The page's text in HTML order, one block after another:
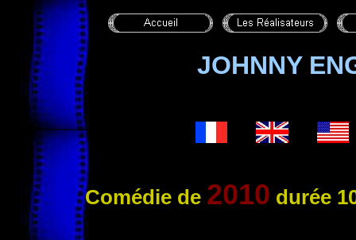
JOHNNY
Comédie de 2010 durée